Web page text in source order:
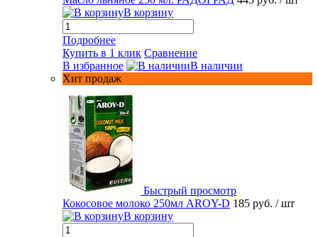
В корзину
Подробнее
Купить в 1 клик Сравнение
В избранное
В наличии
Хит продаж
Быстрый просмотр
Кокосовое молоко 250мл AROY-D 185 руб. / шт
В корзину